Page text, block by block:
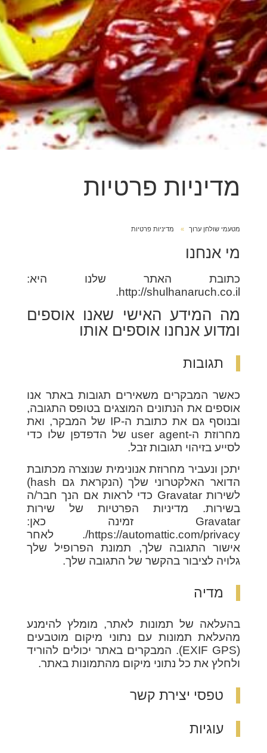
מדיניות פרטיות
מטעמי שולחן ערוך מדיניות פרטיות
מי אנחנו
כתובת האתר שלנו היא:
http://shulhanaruch.co.il.
מה המידע האישי שאנו אוספים
ומדוע אנחנו אוספים אותו
תגובות
כאשר המבקרים משאירים תגובות באתר אנו
אוספים את הנתונים המוצגים בטופס התגובה,
ובנוסף גם את כתובת ה-IP של המבקר, ואת
מחרוזת ה-user agent של הדפדפן שלו כדי
לסייע בזיהוי תגובות זבל.
יתכן ונעביר מחרוזת אנונימית שנוצרה מכתובת
הדואר האלקטרוני שלך (הנקראת גם hash)
לשירות Gravatar כדי לראות אם הנך חבר/ה
בשירות. מדיניות הפרטיות של שירות
Gravatar זמינה כאן:
https://automattic.com/privacy/. לאחר
אישור התגובה שלך, תמונת הפרופיל שלך
גלויה לציבור בהקשר של התגובה שלך.
מדיה
בהעלאה של תמונות לאתר, מומלץ להימנע
מהעלאת תמונות עם נתוני מיקום מוטבעים
(EXIF GPS). המבקרים באתר יכולים להוריד
ולחלץ את כל נתוני מיקום מהתמונות באתר.
טפסי יצירת קשר
עוגיות